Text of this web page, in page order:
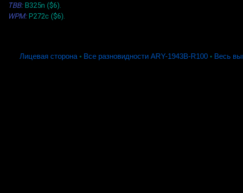
TBB:B325n ($6).
WPM:P272c ($6).
Лицевая сторона◦ Все разновидности ARY-1943B-R100 ◦ Весь